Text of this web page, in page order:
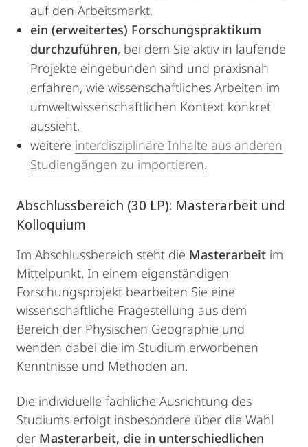
auf den Arbeitsmarkt,
ein (erweitertes) Forschungspraktikum
durchzuführen, bei dem Sie aktiv in laufende
Projekte eingebunden sind und praxisnah
erfahren, wie wissenschaftliches Arbeiten im
umweltwissenschaftlichen Kontext konkret
aussieht,
weitere interdisziplinäre Inhalte aus anderen
Studiengängen zu importieren.
Abschlussbereich (30 LP): Masterarbeit und
Kolloquium
Im Abschlussbereich steht die Masterarbeit im
Mittelpunkt. In einem eigenständigen
Forschungsprojekt bearbeiten Sie eine
wissenschaftliche Fragestellung aus dem
Bereich der Physischen Geographie und
wenden dabei die im Studium erworbenen
Kenntnisse und Methoden an.
Die individuelle fachliche Ausrichtung des
Studiums erfolgt insbesondere über die Wahl
der Masterarbeit, die in unterschiedlichen